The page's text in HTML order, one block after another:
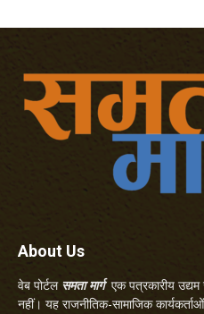
About Us
वेब पोर्टल समता मार्गएक पत्रकारीय
नहीं। यह राजनीतिक-सामाजिक